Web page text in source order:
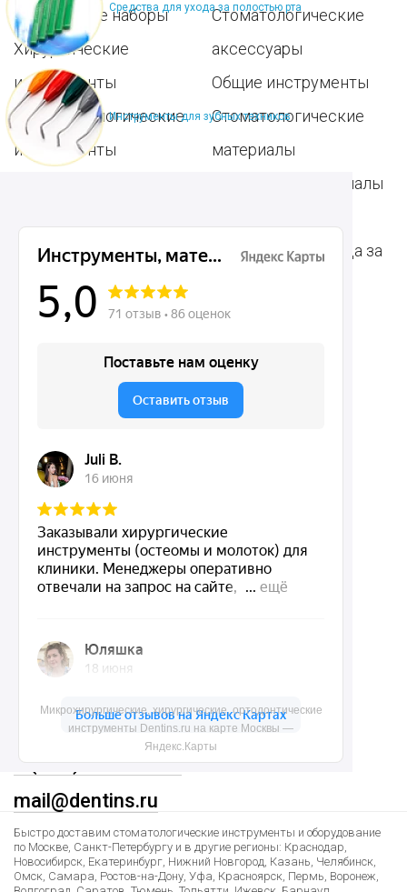
Средства для ухода за полостью рта
Инструменты для зубных техников
Микрохирургические, хирургические, ортодонтические
инструменты Dentins.ru на карте Москвы —
Яндекс.Карты
Популярные наборы
Хирургические
инструменты
Пародонтологические
инструменты
Терапевтические
инструменты
Ортопедические
Стоматологические
аксессуары
Общие инструменты
Стоматологические
материалы
Расходные материалы
Средства для ухода за
Зубным техникам
Dentins.ru
Акции
О нас
Доставка и контакты
Политика конфиденциальности
Контакты
8 (495) 150-55-92
mail@dentins.ru
Быстро доставим стоматологические инструменты и оборудование
по Москве, Санкт-Петербургу и в другие регионы: Краснодар,
Новосибирск, Екатеринбург, Нижний Новгород, Казань, Челябинск,
Омск, Самара, Ростов-на-Дону, Уфа, Красноярск, Пермь, Воронеж,